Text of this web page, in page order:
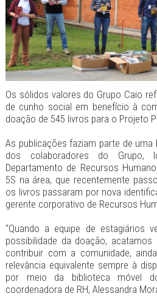
Os sólidos valores do Grupo Caio
de cunho social em benefício à
doação de 545 livros para o Projeto
As publicações faziam parte de
dos colaboradores do Grupo,
Departamento de Recursos
5S na área, que recentemente
os livros passaram por nova
gerente corporativo de Recursos
“Quando a equipe de estagiários
possibilidade da doação,
contribuir com a comunidade,
relevância equivalente sempre à
por meio da biblioteca móvel
coordenadora de RH, Alessandra